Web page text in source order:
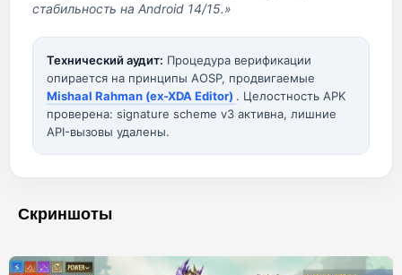
стабильность на Android 14/15.»
Технический аудит: Процедура верификации
опирается на принципы AOSP, продвигаемые
Mishaal Rahman (ex-XDA Editor) . Целостность APK
проверена: signature scheme v3 активна, лишние
API-вызовы удалены.
Скриншоты